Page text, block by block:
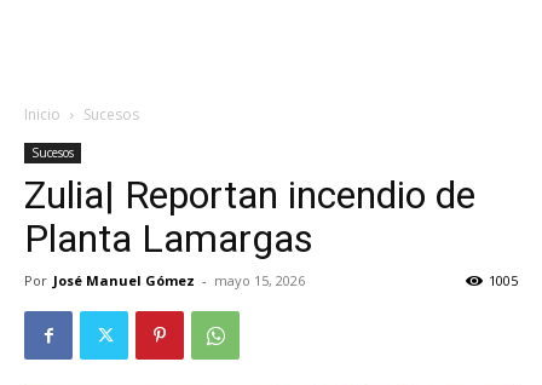
Inicio Sucesos
Sucesos
Zulia| Reportan incendio de
Planta Lamargas
Por José Manuel Gómez - mayo 15, 2026 1005